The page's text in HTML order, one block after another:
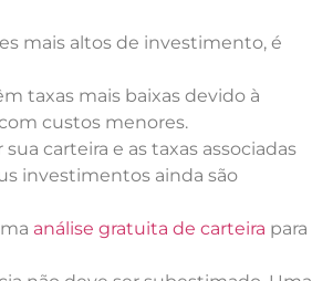
mais altos de investimento, é
taxas mais baixas devido à
custos menores.
carteira e as taxas associadas
investimentos ainda são
análise gratuita de carteira para